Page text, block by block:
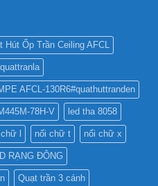
Hút Ốp Trần Ceiling AFCL
AFCL-130R6#quathuttranden
78H-V led tha 8058
l nối chữ t nối chữ x
RẠNG ĐÔNG
Quạt trần 3 cánh